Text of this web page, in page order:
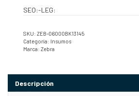
SEO:-LEG:
SKU: ZEB-06000BK13145
Categoría: Insumos
Marca: Zebra
Descripción